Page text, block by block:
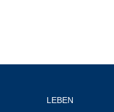
LEBEN